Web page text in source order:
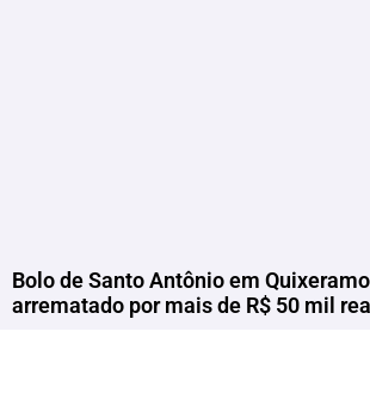
Bolo de Santo Antônio em
arrematado por mais de R$ 50 mil